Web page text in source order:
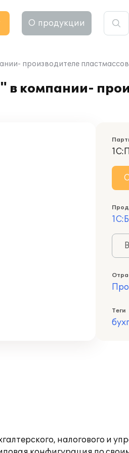
О продукции
производителе
компании-
Теги
налогового и